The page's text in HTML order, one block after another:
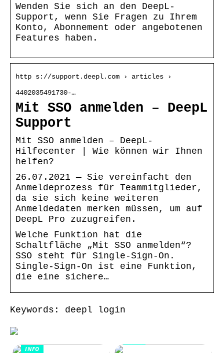
Wenden Sie sich an den DeepL-
Support, wenn Sie Fragen zu Ihrem
Konto, Abonnement oder angebotenen
Features haben.
http s://support.deepl.com › articles ›
4402035491730-…
Mit SSO anmelden – DeepL
Support
Mit SSO anmelden – DeepL-
Hilfecenter | Wie können wir Ihnen
helfen?
26.07.2021 — Sie vereinfacht den
Anmeldeprozess für Teammitglieder,
da sie sich keine weiteren
Anmeldedaten merken müssen, um auf
DeepL Pro zuzugreifen.
Welche Funktion hat die
Schaltfläche „Mit SSO anmelden“?
SSO steht für Single-Sign-On.
Single-Sign-On ist eine Funktion,
die eine sichere…
Keywords: deepl login
INFO